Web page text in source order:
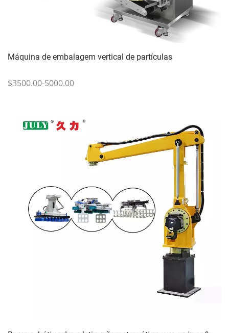
Máquina de embalagem vertical de partículas
$3500.00-5000.00